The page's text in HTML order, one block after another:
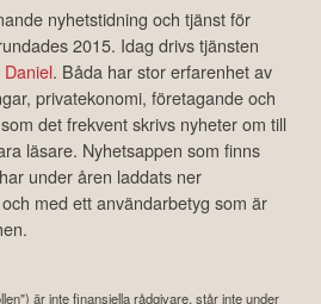
nyhetstidning och tjänst för
2015. Idag drivs tjänsten
Daniel. Båda har stor erfarenhet av
privatekonomi, företagande och
det frekvent skrivs nyheter om till
läsare. Nyhetsappen som finns
under åren laddats ner
med ett användarbetyg som är
är inte finansiella rådgivare, står inte under